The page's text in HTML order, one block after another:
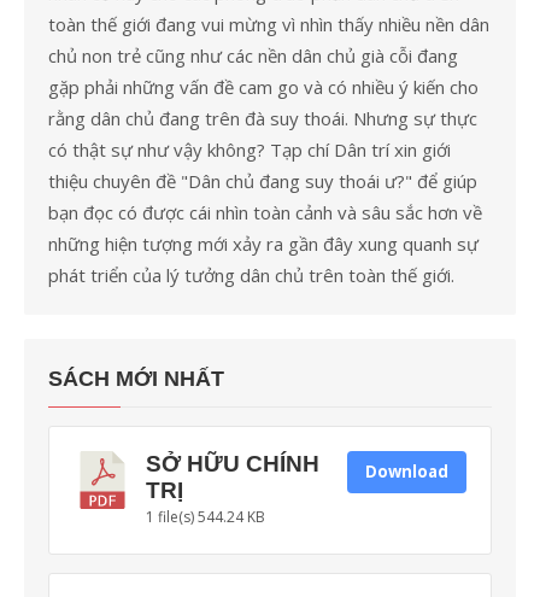
toàn thế giới đang vui mừng vì nhìn thấy nhiều nền dân
chủ non trẻ cũng như các nền dân chủ già cỗi đang
gặp phải những vấn đề cam go và có nhiều ý kiến cho
rằng dân chủ đang trên đà suy thoái. Nhưng sự thực
có thật sự như vậy không? Tạp chí Dân trí xin giới
thiệu chuyên đề "Dân chủ đang suy thoái ư?" để giúp
bạn đọc có được cái nhìn toàn cảnh và sâu sắc hơn về
những hiện tượng mới xảy ra gần đây xung quanh sự
phát triển của lý tưởng dân chủ trên toàn thế giới.
SÁCH MỚI NHẤT
SỞ HỮU CHÍNH
TRỊ
1 file(s)544.24 KB
Download